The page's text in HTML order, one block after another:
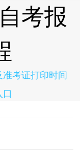
准考证打印时间
口